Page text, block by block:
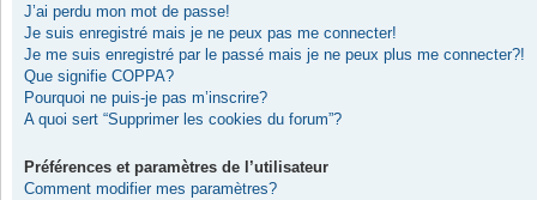
J’ai perdu mon mot de passe!
Je suis enregistré mais je ne peux pas me connecter!
Je me suis enregistré par le passé mais je ne peux plus me connecter?!
Que signifie COPPA?
Pourquoi ne puis-je pas m’inscrire?
A quoi sert “Supprimer les cookies du forum”?
Préférences et paramètres de l’utilisateur
Comment modifier mes paramètres?